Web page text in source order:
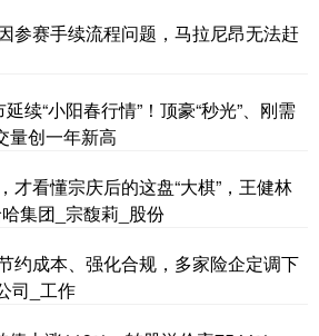
参赛手续流程问题，马拉尼昂无法赶
续“小阳春行情”！顶豪“秒光”、刚需
量创一年新高
才看懂宗庆后的这盘“大棋”，王健林
集团_宗馥莉_股份
约成本、强化合规，多家险企定调下
司_工作